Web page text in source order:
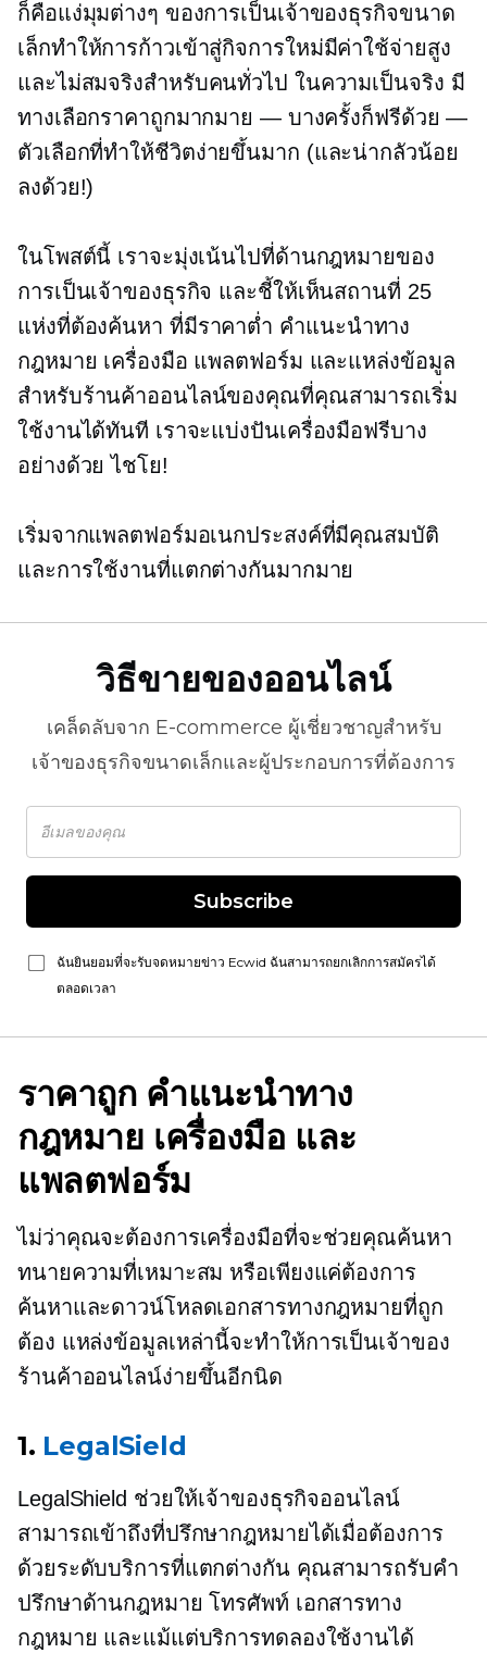
ก็คือแง่มุมต่างๆ ของการเป็นเจ้าของธุรกิจขนาด
เล็กทำให้การก้าวเข้าสู่กิจการใหม่มีค่าใช้จ่ายสูง
และไม่สมจริงสำหรับคนทั่วไป ในความเป็นจริง มี
ทางเลือกราคาถูกมากมาย — บางครั้งก็ฟรีด้วย —
ตัวเลือกที่ทำให้ชีวิตง่ายขึ้นมาก (และน่ากลัวน้อย
ลงด้วย!)
ในโพสต์นี้ เราจะมุ่งเน้นไปที่ด้านกฎหมายของ
การเป็นเจ้าของธุรกิจ และชี้ให้เห็นสถานที่ 25
แห่งที่ต้องค้นหา ที่มีราคาต่ำ คำแนะนำทาง
กฎหมาย เครื่องมือ แพลตฟอร์ม และแหล่งข้อมูล
สำหรับร้านค้าออนไลน์ของคุณที่คุณสามารถเริ่ม
ใช้งานได้ทันที เราจะแบ่งปันเครื่องมือฟรีบาง
อย่างด้วย ไชโย!
เริ่มจากแพลตฟอร์มอเนกประสงค์ที่มีคุณสมบัติ
และการใช้งานที่แตกต่างกันมากมาย
วิธีขายของออนไลน์
เคล็ดลับจาก E-commerce ผู้เชี่ยวชาญสำหรับ
เจ้าของธุรกิจขนาดเล็กและผู้ประกอบการที่ต้องการ
Subscribe
ฉันยินยอมที่จะรับจดหมายข่าว Ecwid ฉันสามารถยกเลิกการสมัครได้
ตลอดเวลา
ราคาถูกคำแนะนำทาง
กฎหมาย เครื่องมือ และ
แพลตฟอร์ม
ไม่ว่าคุณจะต้องการเครื่องมือที่จะช่วยคุณค้นหา
ทนายความที่เหมาะสม หรือเพียงแค่ต้องการ
ค้นหาและดาวน์โหลดเอกสารทางกฎหมายที่ถูก
ต้อง แหล่งข้อมูลเหล่านี้จะทำให้การเป็นเจ้าของ
ร้านค้าออนไลน์ง่ายขึ้นอีกนิด
1. LegalSield
LegalShield ช่วยให้เจ้าของธุรกิจออนไลน์
สามารถเข้าถึงที่ปรึกษากฎหมายได้เมื่อต้องการ
ด้วยระดับบริการที่แตกต่างกัน คุณสามารถรับคำ
ปรึกษาด้านกฎหมาย โทรศัพท์ เอกสารทาง
กฎหมาย และแม้แต่บริการทดลองใช้งานได้